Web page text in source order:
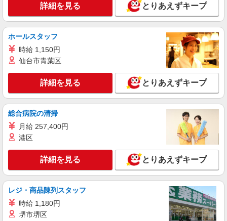
分単位で別途支給します。
まどか東伏見 （東京都西東京市中町4-1-18
まどか東伏見内）
キープ 詳細を見る
アルバイト パート
コンパスグループ・ジャパン株式会社 21817_p
調理師【アルバイト・パート】
時給1,600円以上 試用期間中 時給1,600円以上
(試用期間2ヶ月) 残業が発生した場合、残業代を1
碧山小学校・明保中学校 （東京都西東京市中
町５－１１－４）
キープ 詳細を見る
そんぽの家S 東伏見
調理補助スタッフ
時給1270円〜1320円 ※経験等による ★希望収
入がありましたら、ご相談いただければ希望条件
詳細を見る とりあえずキープ
ホールスタッフ
時給 1,150円
仙台市青葉区
詳細を見る とりあえずキープ
総合病院の清掃
月給 257,400円
港区
詳細を見る とりあえずキープ
レジ・商品陳列スタッフ
時給 1,180円
堺市堺区